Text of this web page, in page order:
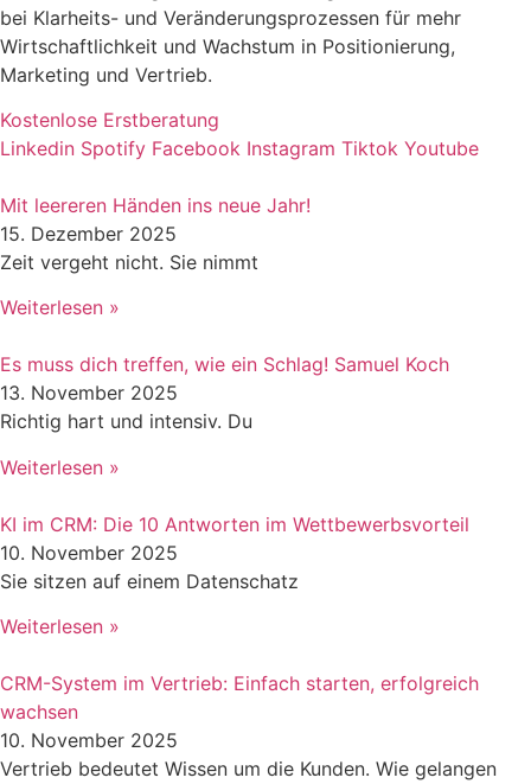
bei Klarheits- und Veränderungsprozessen für mehr
Wirtschaftlichkeit und Wachstum in Positionierung,
Marketing und Vertrieb.
Kostenlose Erstberatung
Linkedin Spotify Facebook Instagram Tiktok Youtube
Mit leereren Händen ins neue Jahr!
15. Dezember 2025
Zeit vergeht nicht. Sie nimmt
Weiterlesen »
Es muss dich treffen, wie ein Schlag! Samuel Koch
13. November 2025
Richtig hart und intensiv. Du
Weiterlesen »
KI im CRM: Die 10 Antworten im Wettbewerbsvorteil
10. November 2025
Sie sitzen auf einem Datenschatz
Weiterlesen »
CRM-System im Vertrieb: Einfach starten, erfolgreich
wachsen
10. November 2025
Vertrieb bedeutet Wissen um die Kunden. Wie gelangen